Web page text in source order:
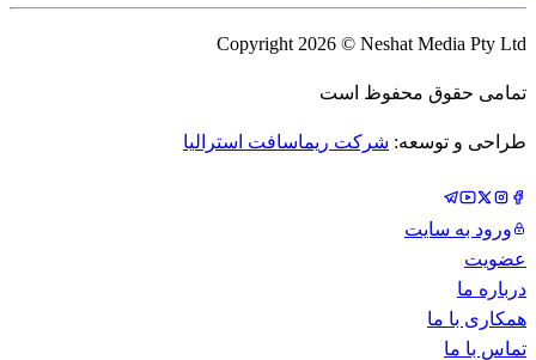
Copyright 2026 © Neshat Media Pty Ltd
تمامی حقوق محفوظ است
طراحی و توسعه: شرکت ریماسافت استرالیا
ورود به سایت
عضویت
درباره ما
همکاری با ما
تماس با ما